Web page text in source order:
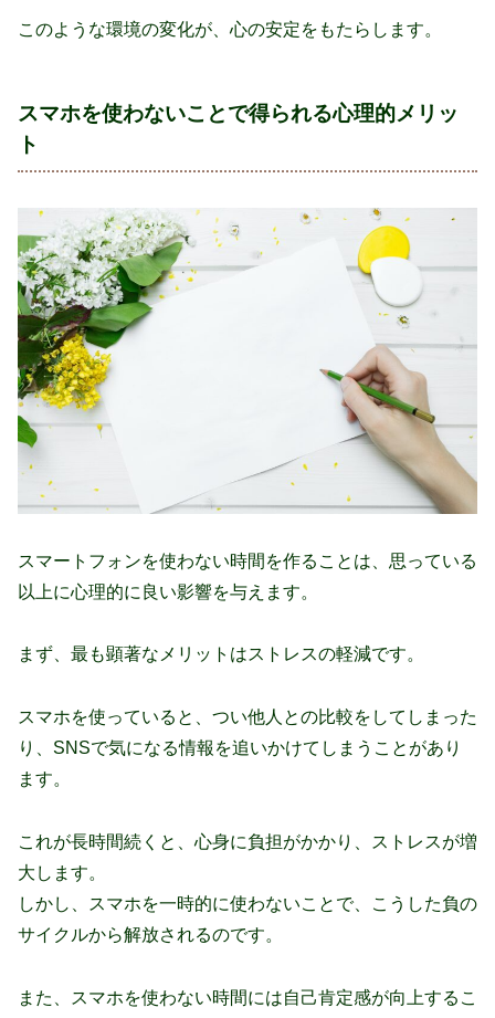
このような環境の変化が、心の安定をもたらします。
スマホを使わないことで得られる心理的メリッ
ト
スマートフォンを使わない時間を作ることは、思っている
以上に心理的に良い影響を与えます。
まず、最も顕著なメリットはストレスの軽減です。
スマホを使っていると、つい他人との比較をしてしまった
り、SNSで気になる情報を追いかけてしまうことがあり
ます。
これが長時間続くと、心身に負担がかかり、ストレスが増
大します。
しかし、スマホを一時的に使わないことで、こうした負の
サイクルから解放されるのです。
また、スマホを使わない時間には自己肯定感が向上するこ